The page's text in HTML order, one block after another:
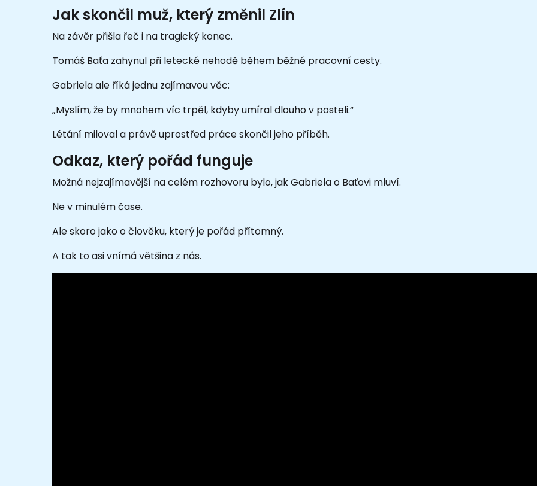
Jak skončil muž, který změnil Zlín
Na závěr přišla řeč i na tragický konec.
Tomáš Baťa zahynul při letecké nehodě během běžné pracovní cesty.
Gabriela ale říká jednu zajímavou věc:
„Myslím, že by mnohem víc trpěl, kdyby umíral dlouho v posteli.“
Létání miloval a právě uprostřed práce skončil jeho příběh.
Odkaz, který pořád funguje
Možná nejzajímavější na celém rozhovoru bylo, jak Gabriela o Baťovi mluví.
Ne v minulém čase.
Ale skoro jako o člověku, který je pořád přítomný.
A tak to asi vnímá většina z nás.